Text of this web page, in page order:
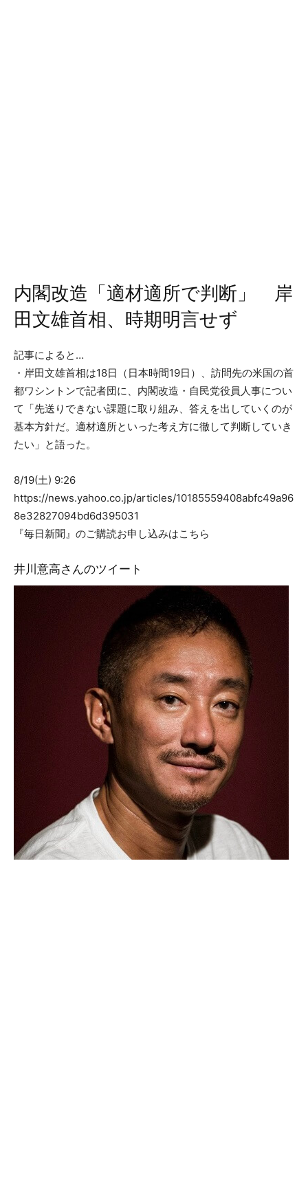
内閣改造「適材適所で判断」 岸
田文雄首相、時期明言せず
記事によると…
・岸田文雄首相は18日（日本時間19日）、訪問先の米国の首
都ワシントンで記者団に、内閣改造・自民党役員人事につい
て「先送りできない課題に取り組み、答えを出していくのが
基本方針だ。適材適所といった考え方に徹して判断していき
たい」と語った。
8/19(土) 9:26
https://news.yahoo.co.jp/articles/10185559408abfc49a96
8e32827094bd6d395031
『毎日新聞』のご購読お申し込みはこちら
井川意高さんのツイート